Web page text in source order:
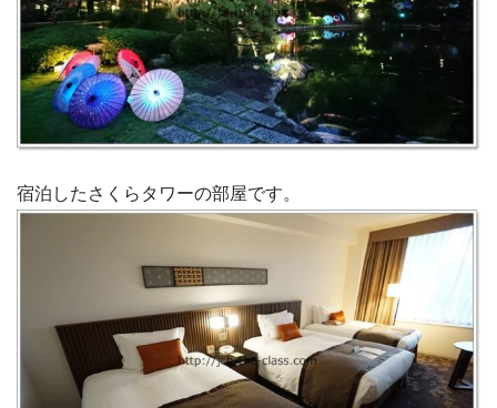
宿泊したさくらタワーの部屋です。